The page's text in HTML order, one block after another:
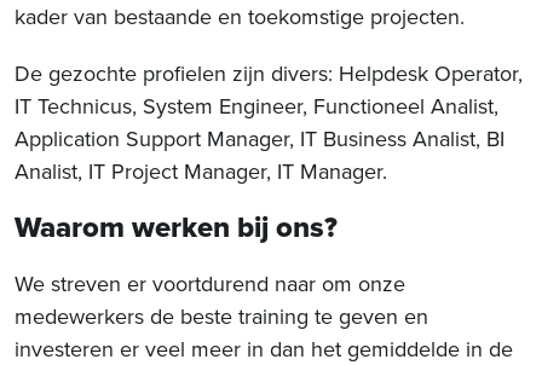
kader van bestaande en toekomstige projecten.
De gezochte profielen zijn divers: Helpdesk Operator,
IT Technicus, System Engineer, Functioneel Analist,
Application Support Manager, IT Business Analist, BI
Analist, IT Project Manager, IT Manager.
Waarom werken bij ons?
We streven er voortdurend naar om onze
medewerkers de beste training te geven en
investeren er veel meer in dan het gemiddelde in de